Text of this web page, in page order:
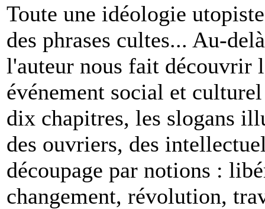
Toute une idéologie
des phrases cultes... Au-
l'auteur nous fait découvrir
événement social et
dix chapitres, les slogans
des ouvriers, des
découpage par notions :
changement, révolution,